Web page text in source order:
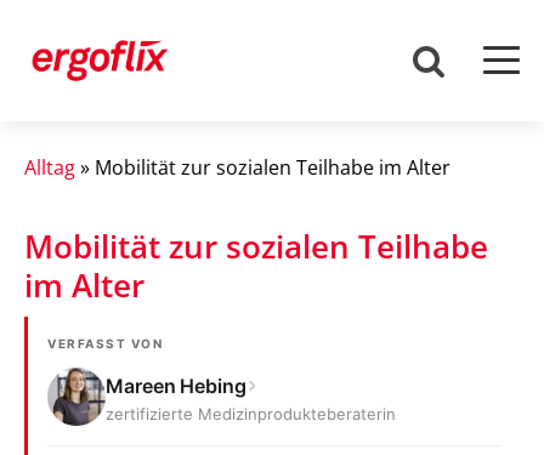
Alltag» Mobilität zur sozialen Teilhabe im Alter
Mobilität zur sozialen Teilhabe
im Alter
VERFASST VON
Mareen Hebing
zertifizierte Medizinprodukteberaterin